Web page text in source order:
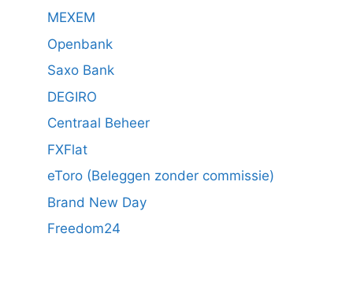
MEXEM
Openbank
Saxo Bank
DEGIRO
Centraal Beheer
FXFlat
eToro (Beleggen zonder commissie)
Brand New Day
Freedom24